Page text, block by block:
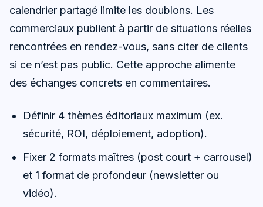
calendrier partagé limite les doublons. Les
commerciaux publient à partir de situations réelles
rencontrées en rendez-vous, sans citer de clients
si ce n’est pas public. Cette approche alimente
des échanges concrets en commentaires.
Définir 4 thèmes éditoriaux maximum (ex.
sécurité, ROI, déploiement, adoption).
Fixer 2 formats maîtres (post court + carrousel)
et 1 format de profondeur (newsletter ou
vidéo).